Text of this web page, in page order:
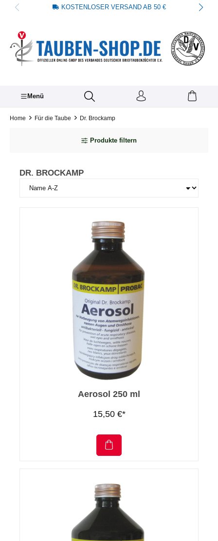
springen KOSTENLOSER VERSAND AB 50 €
Menü
Home Für die Taube Dr. Brockamp
Produkte filtern
DR. BROCKAMP
Aerosol 250 ml
15,50 €*